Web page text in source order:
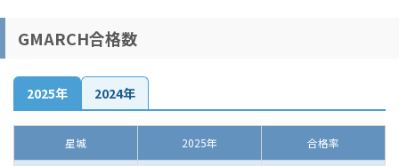
GMARCH合格数
2025年 2024年
星城 2025年 合格率